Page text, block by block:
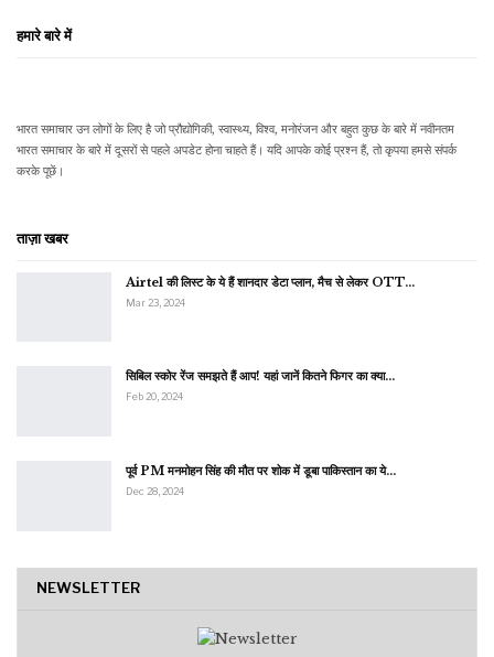
हमारे बारे में
भारत समाचार उन लोगों के लिए है जो प्रौद्योगिकी, स्वास्थ्य, विश्व, मनोरंजन और बहुत कुछ के बारे में नवीनतम
भारत समाचार के बारे में दूसरों से पहले अपडेट होना चाहते हैं। यदि आपके कोई प्रश्न हैं, तो कृपया हमसे संपर्क
करके पूछें।
ताज़ा खबर
Airtel की लिस्ट के ये हैं शानदार डेटा प्लान, मैच से लेकर OTT…
Mar 23, 2024
सिबिल स्कोर रेंज समझते हैं आप! यहां जानें कितने फिगर का क्या…
Feb 20, 2024
पूर्व PM मनमोहन सिंह की मौत पर शोक में डूबा पाकिस्तान का ये…
Dec 28, 2024
NEWSLETTER